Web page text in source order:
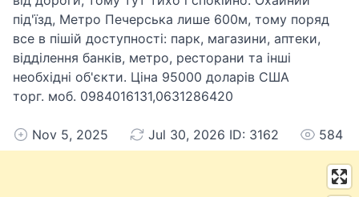
під'їзд, Метро Печерська лише 600м, тому поряд
все в пішій доступності: парк, магазини, аптеки,
відділення банків, метро, ресторани та інші
необхідні об'єкти. Ціна 95000 доларів США
торг. моб. 0984016131,0631286420
Nov 5, 2025 Jul 30, 2026 ID: 3162 584